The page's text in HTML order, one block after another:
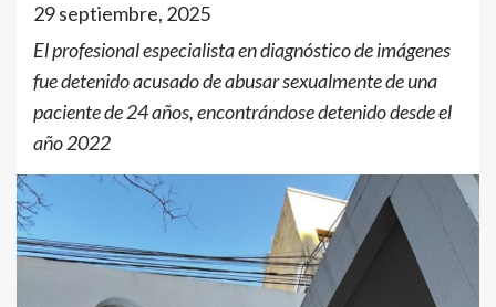
29 septiembre, 2025
El profesional especialista en diagnóstico de imágenes
fue detenido acusado de abusar sexualmente de una
paciente de 24 años, encontrándose detenido desde el
año 2022